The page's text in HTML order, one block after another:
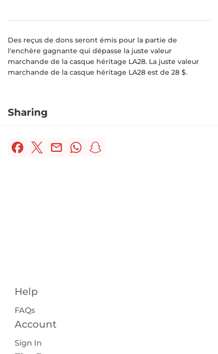
Des reçus de dons seront émis pour la partie de
l'enchère gagnante qui dépasse la juste valeur
marchande de la casque héritage LA28. La juste valeur
marchande de la casque héritage LA28 est de 28 $.
Sharing
Help
FAQs
Account
Sign In